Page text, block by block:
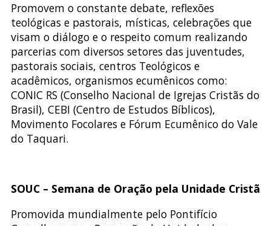
Promovem o constante debate, reflexões
teológicas e pastorais, místicas, celebrações que
visam o diálogo e o respeito comum realizando
parcerias com diversos setores das juventudes,
pastorais sociais, centros Teológicos e
acadêmicos, organismos ecumênicos como:
CONIC RS (Conselho Nacional de Igrejas Cristãs do
Brasil), CEBI (Centro de Estudos Bíblicos),
Movimento Focolares e Fórum Ecumênico do Vale
do Taquari.
SOUC – Semana de Oração pela Unidade Cristã
Promovida mundialmente pelo Pontifício